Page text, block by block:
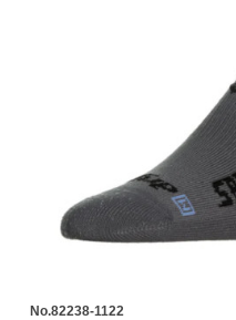
No.82238-1122